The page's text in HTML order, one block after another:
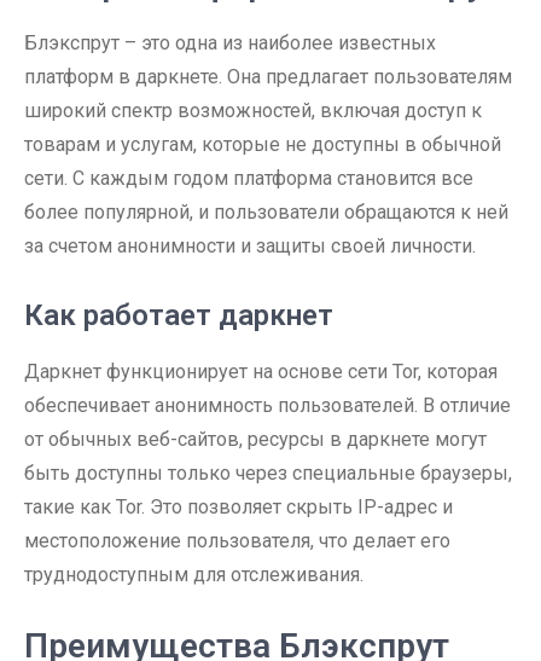
Блэкспрут – это одна из наиболее известных
платформ в даркнете. Она предлагает пользователям
широкий спектр возможностей, включая доступ к
товарам и услугам, которые не доступны в обычной
сети. С каждым годом платформа становится все
более популярной, и пользователи обращаются к ней
за счетом анонимности и защиты своей личности.
Как работает даркнет
Даркнет функционирует на основе сети Tor, которая
обеспечивает анонимность пользователей. В отличие
от обычных веб-сайтов, ресурсы в даркнете могут
быть доступны только через специальные браузеры,
такие как Tor. Это позволяет скрыть IP-адрес и
местоположение пользователя, что делает его
труднодоступным для отслеживания.
Преимущества Блэкспрут